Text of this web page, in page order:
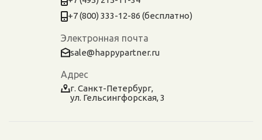
+7 (800) 333-12-86 (бесплатно)
Электронная почта
sale@happypartner.ru
Адрес
г. Санкт-Петербург,
ул. Гельсингфорская, 3